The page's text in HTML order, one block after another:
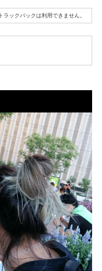
トラックバックは利用できません。